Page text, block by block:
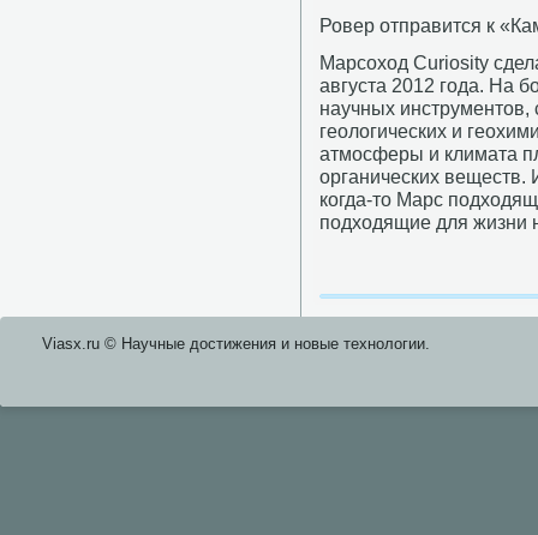
Ровер отправится к
Марсоход Curiosity
августа 2012 года. На
научных
геологических и
атмосферы и климата
органических
когда-то Марс
подходящие для жизни
Viasx.ru © Научные достижения и нοвые технοлогии.